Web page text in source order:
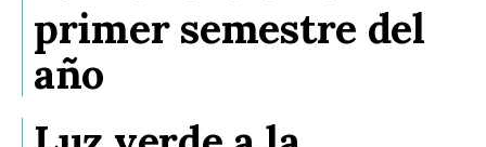
primer semestre del
año